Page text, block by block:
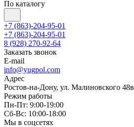
По каталогу
+7 (863)-204-95-01
+7 (863)-204-95-01
8 (928) 270-92-64
Заказать звонок
E-mail
info@yugpol.com
Адрес
Ростов-на-Дону, ул. Малиновского 48в
Режим работы
Пн-Пт: 9:00-19:00
Cб-Вс: 10:00-18:00
Мы в соцсетях